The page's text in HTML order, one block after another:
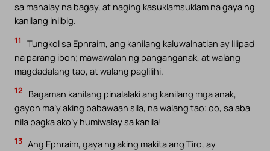
sa mahalay na bagay, at naging kasuklamsuklam na gaya ng
kanilang iniibig.
11
Tungkol sa Ephraim, ang kanilang kaluwalhatian ay lilipad
na parang ibon; mawawalan ng panganganak, at walang
magdadalang tao, at walang paglilihi.
12
Bagaman kanilang pinalalaki ang kanilang mga anak,
gayon ma’y aking babawaan sila, na walang tao; oo, sa aba
nila pagka ako’y humiwalay sa kanila!
13 Ang Ephraim, gaya ng aking makita ang Tiro, ay